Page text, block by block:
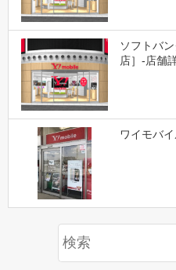
ソフトバ
店］-店舗
ワイモバ